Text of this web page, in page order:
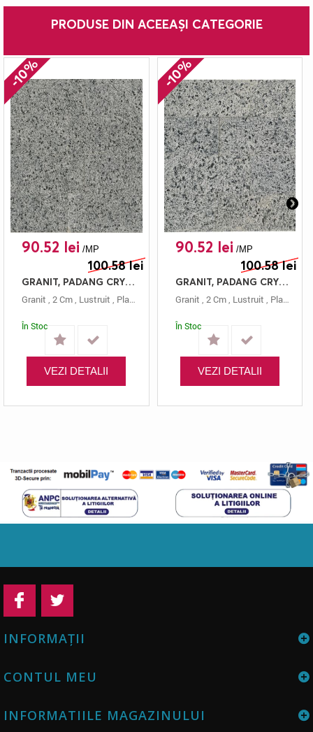
PRODUSE DIN ACEEAȘI CATEGORIE
90.52 lei /MP
100.58 lei
-10%
GRANIT, PADANG CRYSTAL, PLACAJ, 60X20, 2, LUSTRUIT
Granit , 2 Cm, Lustruit , Placaj Padang Crystal, 60x20
În Stoc
VEZI DETALII
90.52 lei /MP
100.58 lei
-10%
GRANIT, PADANG CRYSTAL, PLACAJ, 60X15, 2, LUSTRUIT
Granit , 2 Cm, Lustruit , Placaj
În Stoc
VEZI DETALII
INFORMAŢII
CONTUL MEU
INFORMATIILE MAGAZINULUI